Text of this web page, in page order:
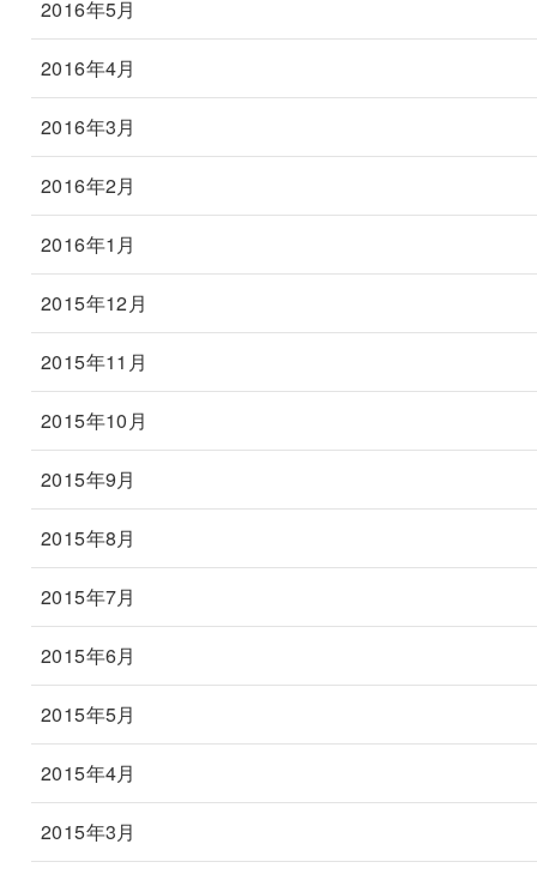
2016年5月
2016年4月
2016年3月
2016年2月
2016年1月
2015年12月
2015年11月
2015年10月
2015年9月
2015年8月
2015年7月
2015年6月
2015年5月
2015年4月
2015年3月